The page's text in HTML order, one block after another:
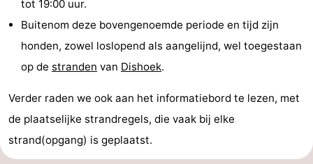
Praktisch
-
Reisboekenwinkel
tot 19:00 uur.
Buitenom deze bovengenoemde periode en tijd zijn
honden, zowel loslopend als aangelijnd, wel toegestaan
op de stranden van Dishoek.
Verder raden we ook aan het informatiebord te lezen, met
de plaatselijke strandregels, die vaak bij elke
strand(opgang) is geplaatst.